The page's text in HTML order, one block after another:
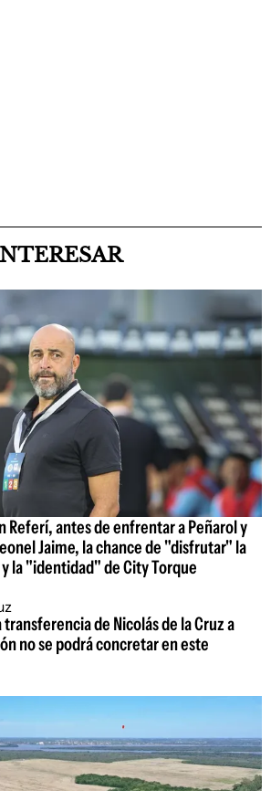
Referí, antes de enfrentar a Peñarol y
Jaime, la chance de "disfrutar" la
la "identidad" de City Torque
transferencia de Nicolás de la Cruz a
no se podrá concretar en este